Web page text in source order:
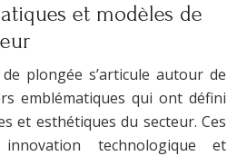
et modèles de
plongée s’articule autour de
emblématiques qui ont défini
et esthétiques du secteur. Ces
technologique et